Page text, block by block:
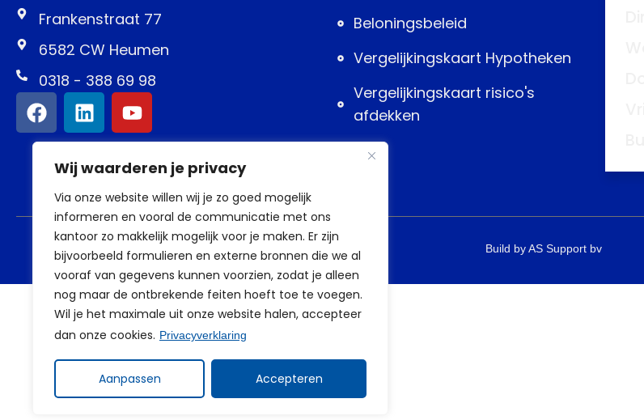
Wij waarderen je privacy
Via onze website willen wij je zo goed mogelijk
informeren en vooral de communicatie met ons
kantoor zo makkelijk mogelijk voor je maken. Er zijn
bijvoorbeeld formulieren en externe bronnen die we al
vooraf van gegevens kunnen voorzien, zodat je alleen
nog maar de ontbrekende feiten hoeft toe te voegen.
Wil je het maximale uit onze website halen, accepteer
dan onze cookies. Privacyverklaring
Aanpassen Accepteren
Frankenstraat 77
6582 CW Heumen
0318 - 388 69 98
Beloningsbeleid
Vergelijkingskaart Hypotheken
Vergelijkingskaart risico's
afdekken
Build by AS Support bv